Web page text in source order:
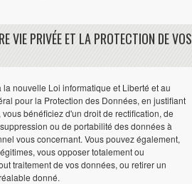
VIE PRIVÉE ET LA PROTECTION DE VOS
la nouvelle Loi informatique et Liberté et au
pour la Protection des Données, en justifiant
bénéficiez d'un droit de rectification, de
ou de portabilité des données à
vous concernant. Vous pouvez également,
vous opposer totalement ou
traitement de vos données, ou retirer un
donné.